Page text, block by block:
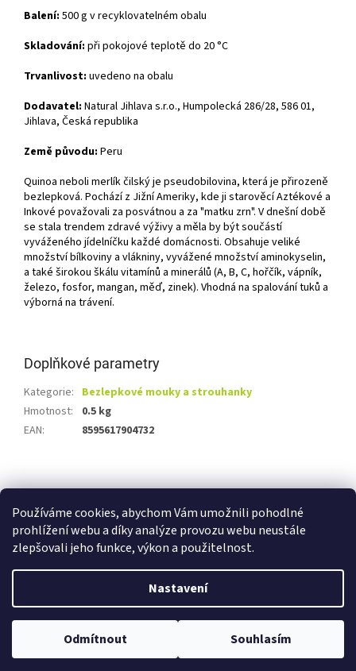
Používáme cookies, abychom Vám umožnili pohodlné
prohlížení webu a díky analýze provozu webu neustále
zlepšovali jeho funkce, výkon a použitelnost.
Nastavení
Odmítnout Souhlasím
Balení: 500 g v recyklovatelném obalu
Skladování: při pokojové teplotě do 20 °C
Trvanlivost: uvedeno na obalu
Dodavatel: Natural Jihlava s.r.o., Humpolecká 286/28, 586 01,
Jihlava, Česká republika
Země původu: Peru
Quinoa neboli merlík čilský je pseudobilovina, která je přirozeně
bezlepková. Pochází z Jižní Ameriky, kde ji starověcí Aztékové a
Inkové považovali za posvátnou a za "matku zrn". V dnešní době
se stala trendem zdravé výživy a měla by být součástí
vyváženého jídelníčku každé domácnosti. Obsahuje veliké
množství bílkoviny a vlákniny, vyvážené množství aminokyselin,
a také širokou škálu vitamínů a minerálů (A, B, C, hořčík, vápník,
železo, fosfor, mangan, měď, zinek). Vhodná na spalování tuků a
výborná na trávení.
Doplňkové parametry
Kategorie: Bezlepkové mouky a strouhanky
Hmotnost:
0.5 kg
EAN: 8595617904732
á
Copyright 2026E-shop Ze statku Dobříš. Všechna práva
vyhrazena.
Upravit nastavení cookies